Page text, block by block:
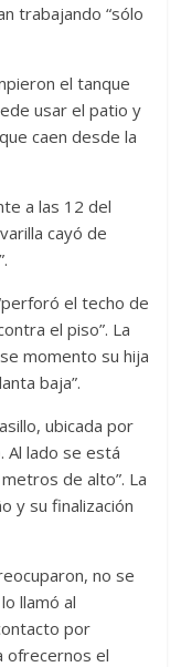
trabajando “sólo
el tanque
usar el patio y
caen desde la
a las 12 del
cayó de
el techo de
el piso”. La
momento su hija
baja”.
ubicada por
Al lado se está
de alto”. La
y su finalización
no se
llamó al
por
ofrecernos el